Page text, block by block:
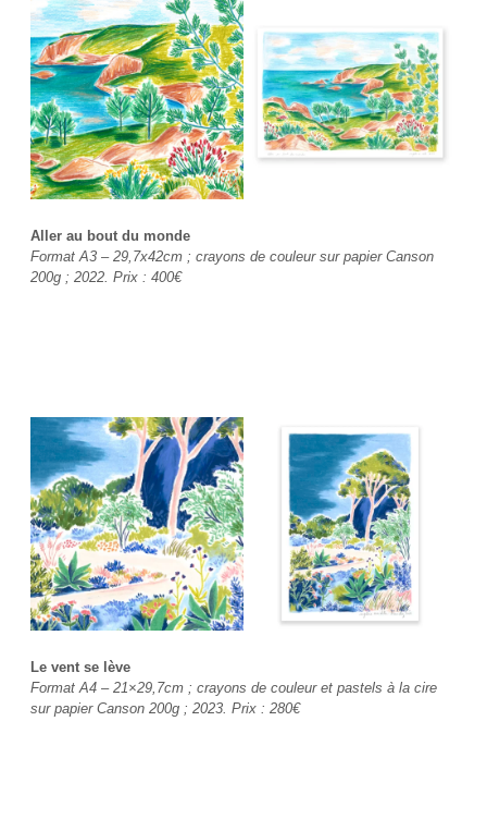
Aller au bout du monde
Format A3 – 29,7x42cm ; crayons de couleur sur papier Canson
200g ; 2022. Prix : 400€
Le vent se lève
Format A4 – 21×29,7cm ; crayons de couleur et pastels à la cire
sur papier Canson 200g ; 2023. Prix : 280€